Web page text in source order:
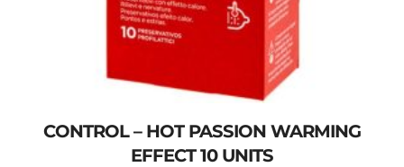
CONTROL – HOT PASSION WARMING
EFFECT 10 UNITS